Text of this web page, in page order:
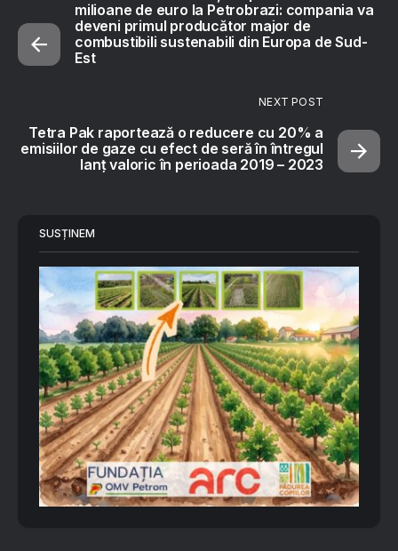
milioane de euro la Petrobrazi: compania va
deveni primul producător major de
combustibili sustenabili din Europa de Sud-
Est
NEXT POST
Tetra Pak raportează o reducere cu 20% a
emisiilor de gaze cu efect de seră în întregul
lanț valoric în perioada 2019 – 2023
SUSȚINEM